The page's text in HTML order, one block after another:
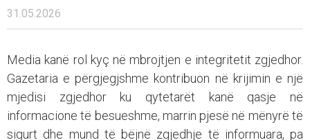
31.05.2026
Media kanë rol kyç në mbrojtjen e integritetit zgjedhor.
Gazetaria e përgjegjshme kontribuon në krijimin e një
mjedisi zgjedhor ku qytetarët kanë qasje në
informacione të besueshme, marrin pjesë në mënyrë të
sigurt dhe mund të bëjnë zgjedhje të informuara, pa